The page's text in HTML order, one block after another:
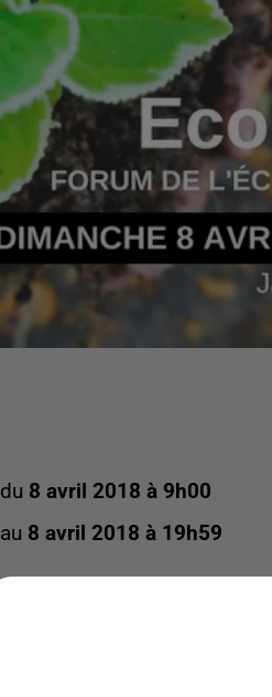
du 8 avril 2018 à 9h00
au 8 avril 2018 à 19h59